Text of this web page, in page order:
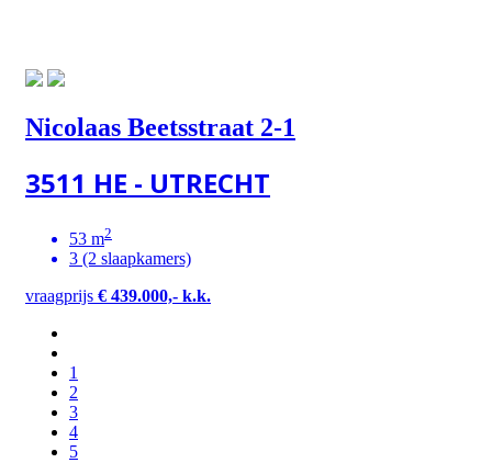
Nicolaas Beetsstraat 2-1
3511 HE - UTRECHT
53 m2
3 (2 slaapkamers)
vraagprijs € 439.000,- k.k.
1
2
3
4
5